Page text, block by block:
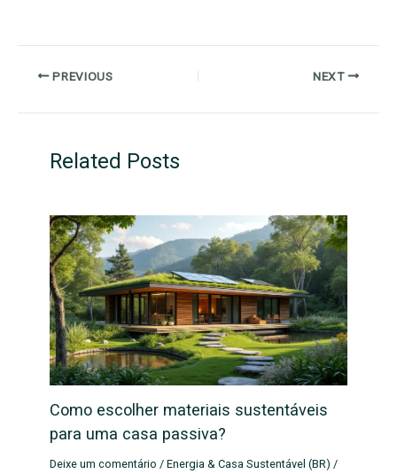
PREVIOUS NEXT
Related Posts
Como escolher materiais sustentáveis
para uma casa passiva?
Deixe um comentário /Energia & Casa Sustentável (BR) /